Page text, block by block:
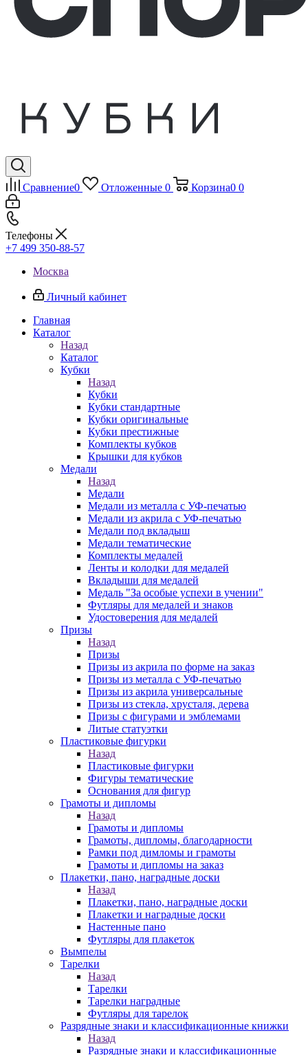
Сравнение0 Отложенные 0 Корзина0 0
Телефоны
+7 499 350-88-57
Москва
Личный кабинет
Главная
Каталог
Назад
Каталог
Кубки
Назад
Кубки
Кубки стандартные
Кубки оригинальные
Кубки престижные
Комплекты кубков
Крышки для кубков
Медали
Назад
Медали
Медали из металла с УФ-печатью
Медали из акрила с УФ-печатью
Медали под вкладыш
Медали тематические
Комплекты медалей
Ленты и колодки для медалей
Вкладыши для медалей
Медаль "За особые успехи в учении"
Футляры для медалей и знаков
Удостоверения для медалей
Призы
Назад
Призы
Призы из акрила по форме на заказ
Призы из металла с УФ-печатью
Призы из акрила универсальные
Призы из стекла, хрусталя, дерева
Призы с фигурами и эмблемами
Литые статуэтки
Пластиковые фигурки
Назад
Пластиковые фигурки
Фигуры тематические
Основания для фигур
Грамоты и дипломы
Назад
Грамоты и дипломы
Грамоты, дипломы, благодарности
Рамки под димломы и грамоты
Грамоты и дипломы на заказ
Плакетки, пано, наградные доски
Назад
Плакетки, пано, наградные доски
Плакетки и наградные доски
Настенные пано
Футляры для плакеток
Вымпелы
Тарелки
Назад
Тарелки
Тарелки наградные
Футляры для тарелок
Разрядные знаки и классификационные книжки
Назад
Разрядные знаки и классификационные